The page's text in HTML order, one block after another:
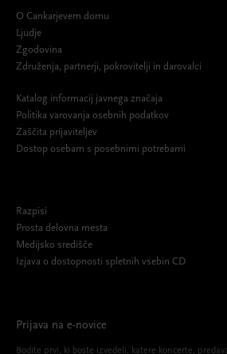
O Cankarjevem domu
Ljudje
Zgodovina
Združenja, partnerji, pokrovitelji in darovalci
Katalog informacij javnega značaja
Politika varovanja osebnih podatkov
Zaščita prijaviteljev
Dostop osebam s posebnimi potrebami
Razpisi
Prosta delovna mesta
Medijsko središče
Izjava o dostopnosti spletnih vsebin CD
Prijava na e-novice
Bodite prvi, ki boste izvedeli, katere koncerte,